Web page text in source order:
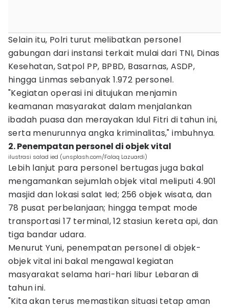
Selain itu, Polri turut melibatkan personel
gabungan dari instansi terkait mulai dari TNI, Dinas
Kesehatan, Satpol PP, BPBD, Basarnas, ASDP,
hingga Linmas sebanyak 1.972 personel.
"Kegiatan operasi ini ditujukan menjamin
keamanan masyarakat dalam menjalankan
ibadah puasa dan merayakan Idul Fitri di tahun ini,
serta menurunnya angka kriminalitas," imbuhnya.
2. Penempatan personel di objek vital
ilustrasi salad ied (unsplash.com/Falaq Lazuardi)
Lebih lanjut para personel bertugas juga bakal
mengamankan sejumlah objek vital meliputi 4.901
masjid dan lokasi salat Ied; 256 objek wisata, dan
78 pusat perbelanjaan; hingga tempat mode
transportasi 17 terminal, 12 stasiun kereta api, dan
tiga bandar udara.
Menurut Yuni, penempatan personel di objek-
objek vital ini bakal mengawal kegiatan
masyarakat selama hari-hari libur Lebaran di
tahun ini.
"Kita akan terus memastikan situasi tetap aman